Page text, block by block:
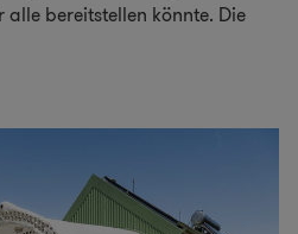
bereitstellen könnte. Die